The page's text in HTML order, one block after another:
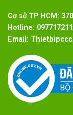
Cơ sở TP HCM:
Hotline:
Email: